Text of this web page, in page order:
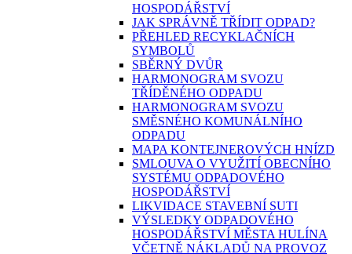
HOSPODÁŘSTVÍ
JAK SPRÁVNĚ TŘÍDIT ODPAD?
PŘEHLED RECYKLAČNÍCH
SYMBOLŮ
SBĚRNÝ DVŮR
HARMONOGRAM SVOZU
TŘÍDĚNÉHO ODPADU
HARMONOGRAM SVOZU
SMĚSNÉHO KOMUNÁLNÍHO
ODPADU
MAPA KONTEJNEROVÝCH HNÍZD
SMLOUVA O VYUŽITÍ OBECNÍHO
SYSTÉMU ODPADOVÉHO
HOSPODÁŘSTVÍ
LIKVIDACE STAVEBNÍ SUTI
VÝSLEDKY ODPADOVÉHO
HOSPODÁŘSTVÍ MĚSTA HULÍNA
VČETNĚ NÁKLADŮ NA PROVOZ